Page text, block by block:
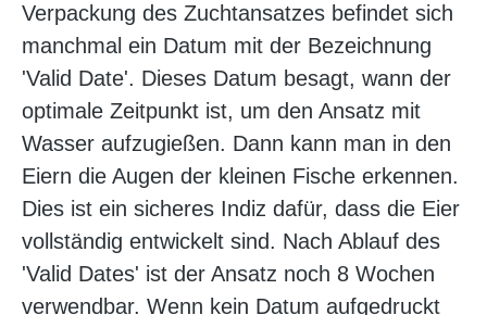
Verpackung des Zuchtansatzes befindet sich
manchmal ein Datum mit der Bezeichnung
'Valid Date'. Dieses Datum besagt, wann der
optimale Zeitpunkt ist, um den Ansatz mit
Wasser aufzugießen. Dann kann man in den
Eiern die Augen der kleinen Fische erkennen.
Dies ist ein sicheres Indiz dafür, dass die Eier
vollständig entwickelt sind. Nach Ablauf des
'Valid Dates' ist der Ansatz noch 8 Wochen
verwendbar. Wenn kein Datum aufgedruckt